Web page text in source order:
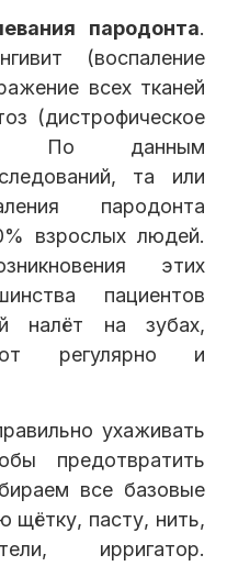
Виниры
Удаление
Детская
Красногорск
Центр доктора
пародонта.
(воспаление
всех тканей
(дистрофическое
По данным
та или
пародонта
взрослых людей.
этих
пациентов
налёт на зубах,
регулярно и
ухаживать
предотвратить
все базовые
щётку, пасту, нить,
ирригатор.